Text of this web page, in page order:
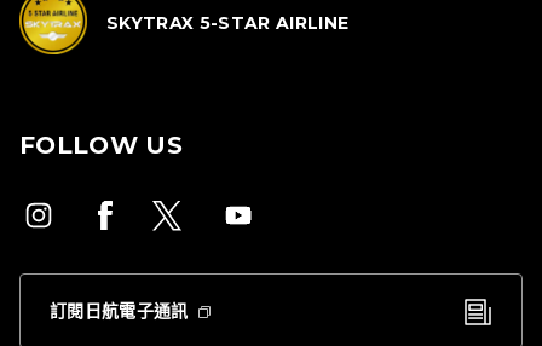
SKYTRAX 5-STAR AIRLINE
FOLLOW US
訂閱日航電子通訊